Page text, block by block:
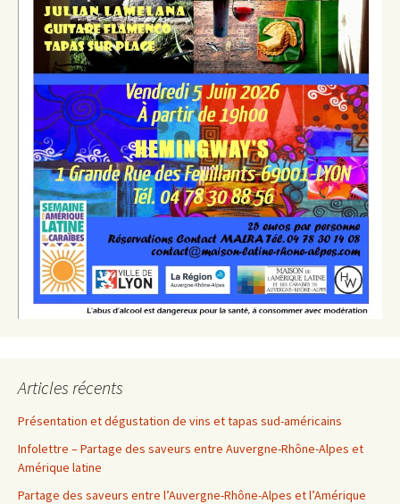
Articles récents
Présentation et dégustation de vins et tapas sud-américains
Infolettre – Partage des saveurs entre Auvergne-Rhône-Alpes et
Amérique latine
Partage des saveurs entre l’Auvergne-Rhône-Alpes et l’Amérique